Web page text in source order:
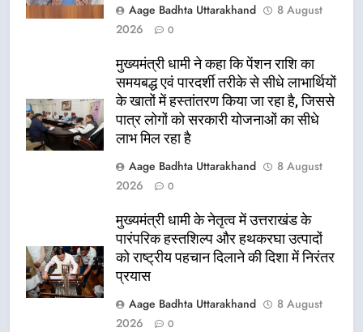
Aage Badhta Uttarakhand
8 August
2026
0
मुख्यमंत्री धामी ने कहा कि पेंशन राशि का
समयबद्ध एवं पारदर्शी तरीके से सीधे लाभार्थियों
के खातों में हस्तांतरण किया जा रहा है, जिससे
पात्र लोगों को सरकारी योजनाओं का सीधे
लाभ मिल रहा है
Aage Badhta Uttarakhand
8 August
2026
0
मुख्यमंत्री धामी के नेतृत्व में उत्तराखंड के
पारंपरिक हस्तशिल्प और हथकरघा उत्पादों
को राष्ट्रीय पहचान दिलाने की दिशा में निरंतर
प्रयास
Aage Badhta Uttarakhand
8 August
2026
0